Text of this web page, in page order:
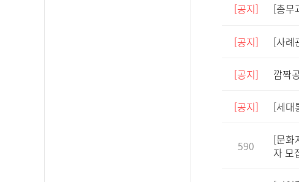
[공지] [총무
[공지] [사례
[공지] 깜짝
[공지] [세대
590
[문화
자 모